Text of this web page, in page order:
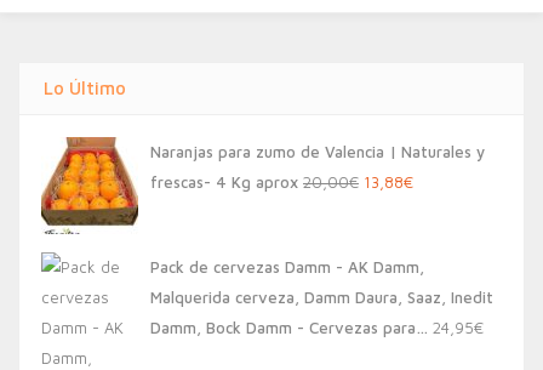
Lo Último
Naranjas para zumo de Valencia | Naturales y
frescas- 4 Kg aprox 20,00€ El
era:
20,00€.
13,88€El
es:
13,88€.
Pack de cervezas Damm - AK Damm,
Malquerida cerveza, Damm Daura, Saaz, Inedit
Damm, Bock Damm - Cervezas para… 24,95€